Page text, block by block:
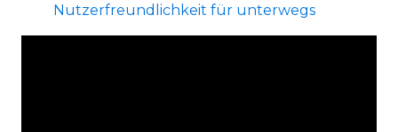
Nutzerfreundlichkeit für unterwegs